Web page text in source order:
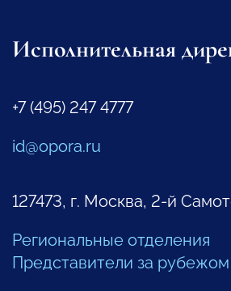
Исполнительная
+7 (495) 247 4777
id@opora.ru
127473, г. Москва, 2-й
Региональные отделения
Представители за рубежом